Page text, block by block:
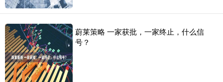
蔚莱策略 一家获批，一家终止，什么信
号？